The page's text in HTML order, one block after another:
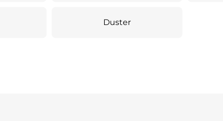
Duster